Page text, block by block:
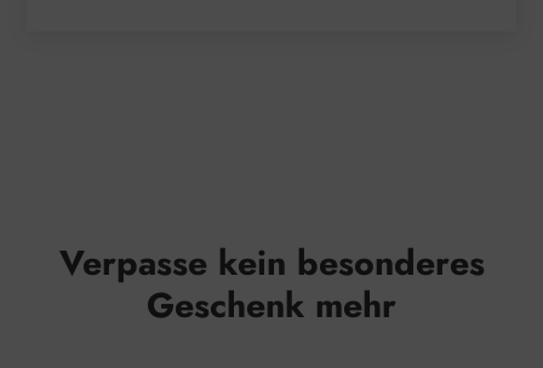
Verpasse kein besonderes
Geschenk mehr